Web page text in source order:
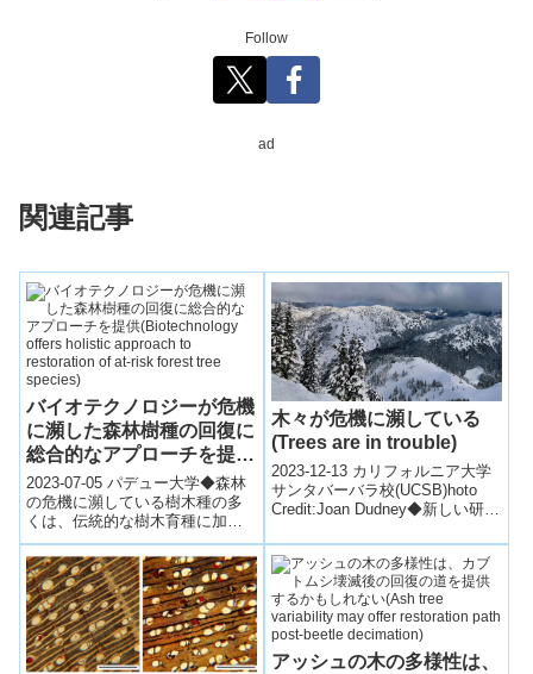
Follow
ad
関連記事
バイオテクノロジーが危機
に瀕した森林樹種の回復に
総合的なアプローチを提供
(Biotechnology offers
holistic approach to
restoration of at-risk
forest tree species)
2023-07-05 パデュー大学◆森林
の危機に瀕している樹木種の多
くは、伝統的な樹木育種に加え
てバイオテクノロジーの活用が
必要とされています。米国の研
究チーム...
木々が危機に瀕している
(Trees are in trouble)
2023-12-13 カリフォルニア大学
サンタバーバラ校(UCSB)hoto
Credit:Joan Dudney◆新しい研究
クリス...
アッシュの木の多様性は、